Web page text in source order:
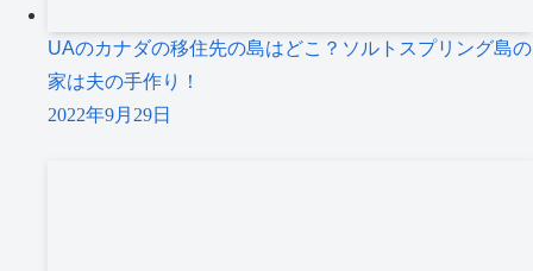
UAのカナダの移住先の島はどこ？ソルトスプリング島の
家は夫の手作り！
2022年9月29日